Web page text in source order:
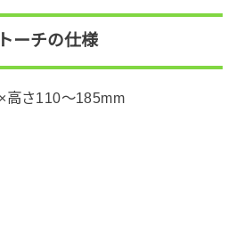
ーチの仕様
高さ110～185mm